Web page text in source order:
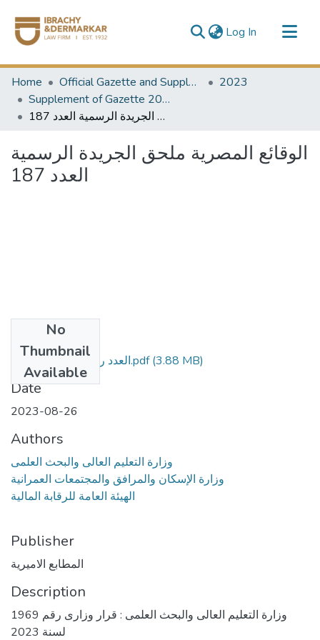
Log In (current)
Communities & Collections
All of DSpace
Home Official Gazette and Supplement
2023
Supplement of Gazette 2023
الوقائع المصرية ملحق الجريدة الرسمية العدد 187
الوقائع المصرية ملحق الجريدة الرسمية
العدد 187
No
Thumbnail
Available
العدد رقم 187 - مؤمن.pdf(3.88 MB)
Date
2023-08-26
Authors
وزارة التعليم العالى والبحث العلمى
وزارة الإسكان والمرافق والمجتمعات العمرانية
الهيئة العامة للرقابة المالية
Publisher
المطابع الاميرية
Description
وزارة التعليم العالى والبحث العلمى : قرار وزارى رقم 1969
لسنة 2023